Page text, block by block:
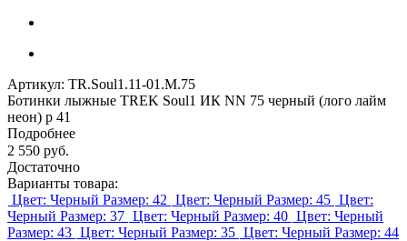
Артикул: TR.Soul1.11-01.M.75
Ботинки лыжные TREK Soul1 ИК NN 75 черный (лого лайм
неон) р 41
Подробнее
2 550 руб.
Достаточно
Варианты товара:
Цвет: Черный Размер: 42 Цвет: Черный Размер: 45 Цвет:
Черный Размер: 37 Цвет: Черный Размер: 40 Цвет: Черный
Размер: 43 Цвет: Черный Размер: 35 Цвет: Черный Размер: 44